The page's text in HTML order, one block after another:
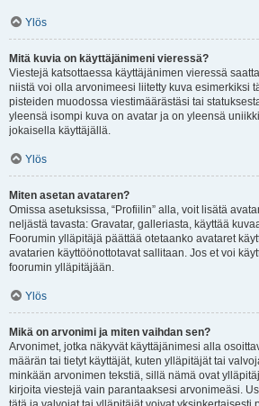
Ylös
Mitä kuvia on käyttäjänimeni vieressä?
Viestejä katsottaessa käyttäjänimen vieressä
niistä voi olla arvonimeesi liitetty kuva esimerkiksi
pisteiden muodossa viestimäärästäsi tai
yleensä isompi kuva on avatar ja on yleensä
jokaisella käyttäjällä.
Ylös
Miten asetan avataren?
Omissa asetuksissa, “Profiilin” alla, voit lisätä
neljästä tavasta: Gravatar, galleriasta, käyttää
Foorumin ylläpitäjä päättää otetaanko avataret
avatarien käyttöönottotavat sallitaan. Jos et voi
foorumin ylläpitäjään.
Ylös
Mikä on arvonimi ja miten vaihdan sen?
Arvonimet, jotka näkyvät käyttäjänimesi alla
määrän tai tietyt käyttäjät, kuten ylläpitäjät tai
minkään arvonimen tekstiä, sillä nämä ovat
kirjoita viestejä vain parantaaksesi arvonimeäsi.